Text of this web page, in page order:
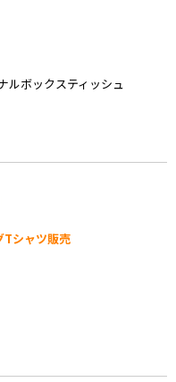
ボックスティッシュ
Tシャツ販売